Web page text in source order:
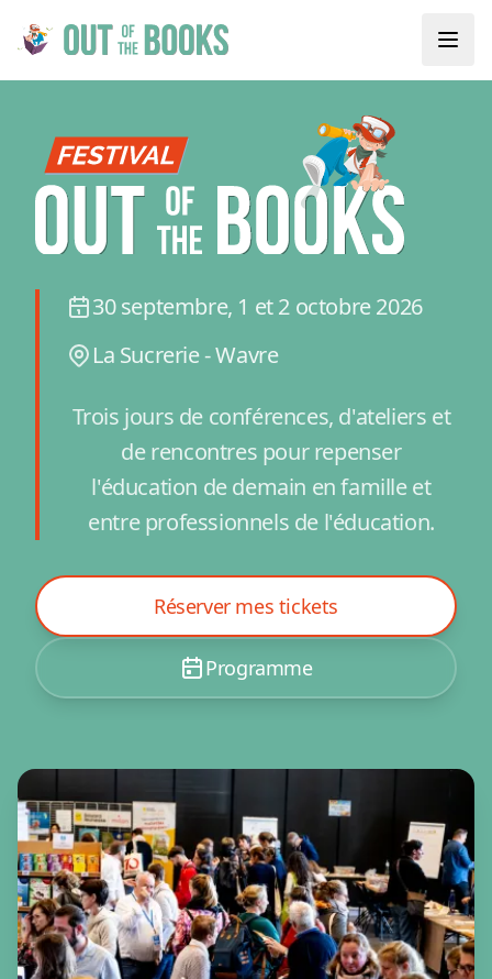
30 septembre, 1 et 2 octobre 2026
La Sucrerie - Wavre
Trois jours de conférences, d'ateliers et
de rencontres pour repenser
l'éducation de demain en famille et
entre professionnels de l'éducation.
Réserver mes tickets
Programme